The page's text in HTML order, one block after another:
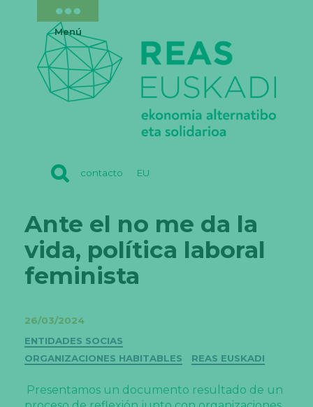
contacto EU
Menú
Ante el no me da la
vida, política laboral
feminista
26/03/2024
Categorías
ENTIDADES SOCIAS
ORGANIZACIONES HABITABLES
REAS EUSKADI
Presentamos un documento resultado de un